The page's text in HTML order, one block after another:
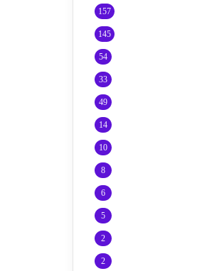
157
145
54
33
49
14
10
8
6
5
2
2